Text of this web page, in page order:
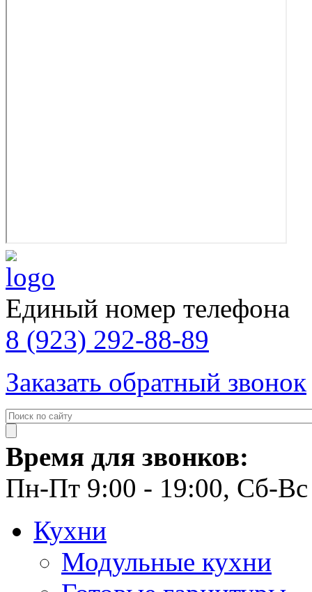
Единый номер телефона
8 (923) 292-88-89
Заказать обратный звонок
Время для звонков:
Пн-Пт 9:00 - 19:00, Сб-Вс
Кухни
Модульные кухни